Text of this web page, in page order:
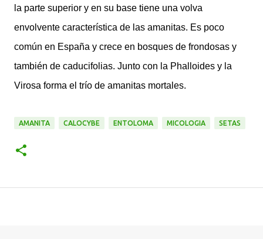
la parte superior y en su base tiene una volva
envolvente característica de las amanitas. Es poco
común en España y crece en bosques de frondosas y
también de caducifolias. Junto con la Phalloides y la
Virosa forma el trío de amanitas mortales.
AMANITA CALOCYBE ENTOLOMA MICOLOGIA SETAS